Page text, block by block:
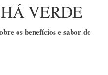
VERDE
os benefícios e sabor do